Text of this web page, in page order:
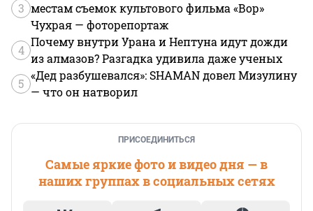
3 местам съемок культового фильма «Вор»
Чухрая — фоторепортаж
4
Почему внутри Урана и Нептуна идут дожди
из алмазов? Разгадка удивила даже ученых
5
«Дед разбушевался»: SHAMAN довел Мизулину
— что он натворил
ПРИСОЕДИНИТЬСЯ
Самые яркие фото и видео дня — в
наших группах в социальных сетях